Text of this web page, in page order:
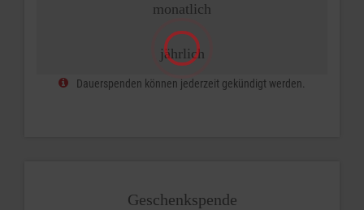
monatlich
jährlich
Dauerspenden können jederzeit gekündigt werden.
Geschenkspende